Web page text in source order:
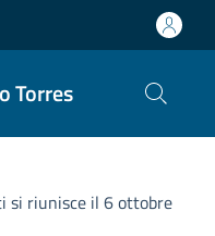
Torres
si riunisce il 6 ottobre